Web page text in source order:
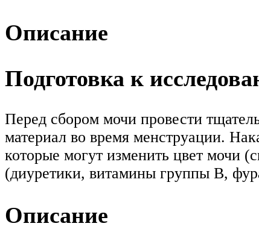
Описание
Подготовка к
Перед сбором мочи провести
материал во время менструации.
которые могут изменить цвет мочи
(диуретики, витамины группы В,
Описание